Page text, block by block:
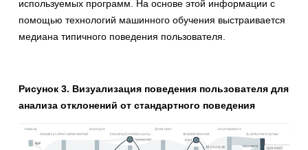
используемых программ. На основе этой информации с
помощью технологий машинного обучения выстраивается
медиана типичного поведения пользователя.
Рисунок 3. Визуализация поведения пользователя для
анализа отклонений от стандартного поведения